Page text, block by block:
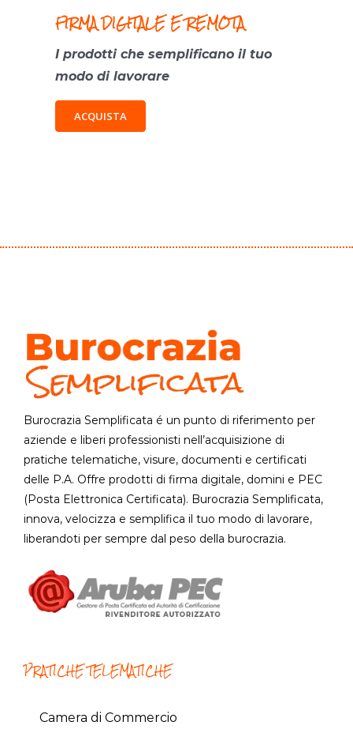
FIRMA DIGITALE E REMOTA
I prodotti che semplificano il tuo
modo di lavorare
ACQUISTA
Burocrazia Semplificata é un punto di riferimento per
aziende e liberi professionisti nell’acquisizione di
pratiche telematiche, visure, documenti e certificati
delle P.A. Offre prodotti di firma digitale, domini e PEC
(Posta Elettronica Certificata). Burocrazia Semplificata,
innova, velocizza e semplifica il tuo modo di lavorare,
liberandoti per sempre dal peso della burocrazia.
PRATICHE TELEMATICHE
Camera di Commercio